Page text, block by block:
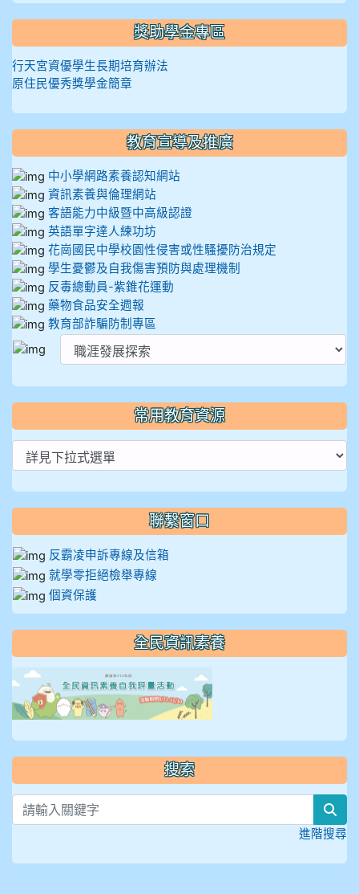
獎助學金專區
行天宮資優學生長期培育辦法
原住民優秀獎學金簡章
教育宣導及推廣
中小學網路素養認知網站
資訊素養與倫理網站
客語能力中級暨中高級認證
英語單字達人練功坊
花崗國民中學校園性侵害或性騷擾防治規定
學生憂鬱及自我傷害預防與處理機制
反毒總動員-紫錐花運動
藥物食品安全週報
教育部詐騙防制專區
常用教育資源
聯繫窗口
反霸凌申訴專線及信箱
就學零拒絕檢舉專線
個資保護
全民資訊素養
搜索
進階搜尋